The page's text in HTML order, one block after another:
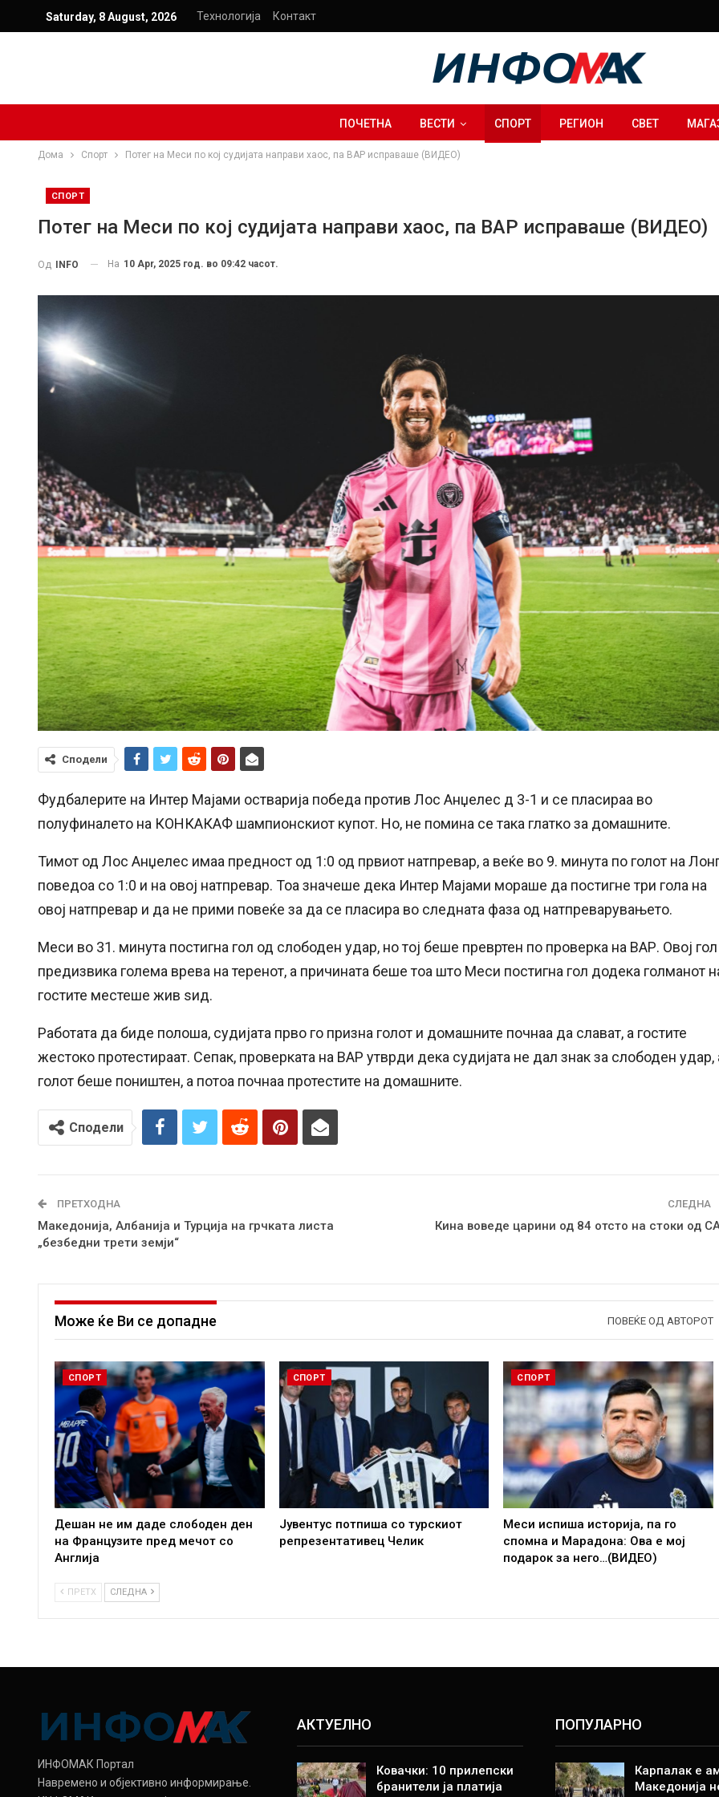
Saturday, 8 August, 2026 Технологија Контакт
ПОЧЕТНА ВЕСТИ СПОРТ РЕГИОН СВЕТ
Дома Спорт Потег на Меси по кој судијата направи хаос, па ВАР исправаше (ВИДЕО)
СПОРТ
Потег на Меси по кој судијата направи хаос, па ВАР исправаше (ВИДЕО)
Од INFO На 10 Apr, 2025 год. во 09:42 часот.
Сподели
Фудбалерите на Интер Мајами остварија победа против Лос Анџелес д 3-1 и се пласираа во
полуфиналето на КОНКАКАФ шампионскиот купот. Но, не помина се така глатко за домашните.
Тимот од Лос Анџелес имаа предност од 1:0 од првиот натпревар, а веќе во 9. минута по голот на
поведоа со 1:0 и на овој натпревар. Тоа значеше дека Интер Мајами мораше да постигне три гола на
овој натпревар и да не прими повеќе за да се пласира во следната фаза од натпреварувањето.
Меси во 31. минута постигна гол од слободен удар, но тој беше превртен по проверка на ВАР. Овој гол
предизвика голема врева на теренот, а причината беше тоа што Меси постигна гол додека голманот
гостите местеше жив ѕид.
Работата да биде полоша, судијата прво го призна голот и домашните почнаа да слават, а гостите
жестоко протестираат. Сепак, проверката на ВАР утврди дека судијата не дал знак за слободен удар,
голот беше поништен, а потоа почнаа протестите на домашните.
Сподели
ПРЕТХОДНА
Македонија, Албанија и Турција на грчката листа
„безбедни трети земји“
СЛЕДНА
Кина воведе царини од 84 отсто на стоки од
Може ќе Ви се допадне ПОВЕЌЕ ОД АВТОРОТ
СПОРТ
Дешан не им даде слободен ден
на Французите пред мечот со
Англија
СПОРТ
Јувентус потпиша со турскиот
репрезентативец Челик
СПОРТ
Меси испиша историја, па го
спомна и Марадона: Ова е мој
подарок за него…(ВИДЕО)
ПРЕТХ СЛЕДНА
ИНФОМАК Портал
Навремено и објективно информирање.
АКТУЕЛНО
Ковачки: 10 прилепски
бранители ја платија
ПОПУЛАРНО
Карпалак е
Македонија